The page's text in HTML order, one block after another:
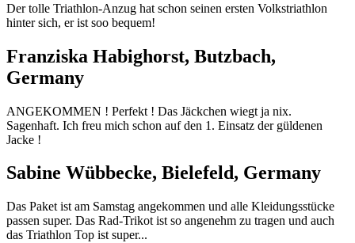
Der tolle Triathlon-Anzug hat schon seinen ersten Volkstriathlon
hinter sich, er ist soo bequem!
Franziska Habighorst, Butzbach,
Germany
ANGEKOMMEN ! Perfekt ! Das Jäckchen wiegt ja nix.
Sagenhaft. Ich freu mich schon auf den 1. Einsatz der güldenen
Jacke !
Sabine Wübbecke, Bielefeld, Germany
Das Paket ist am Samstag angekommen und alle Kleidungsstücke
passen super. Das Rad-Trikot ist so angenehm zu tragen und auch
das Triathlon Top ist super...